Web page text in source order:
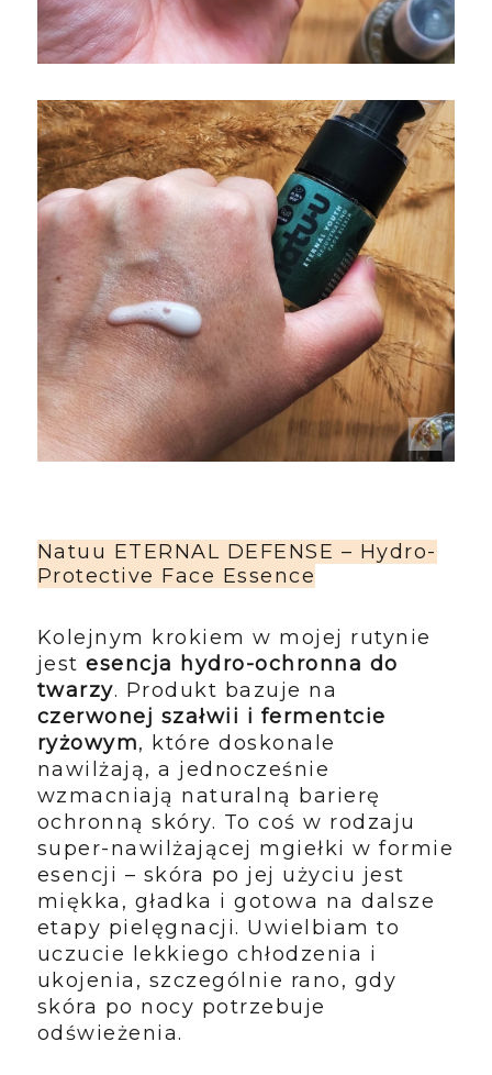
Natuu ETERNAL DEFENSE – Hydro-
Protective Face Essence
Kolejnym krokiem w mojej rutynie
jestesencja hydro-ochronna do
twarzy. Produkt bazuje na
czerwonej szałwii i fermentcie
ryżowym, które doskonale
nawilżają, a jednocześnie
wzmacniają naturalną barierę
ochronną skóry. To coś w rodzaju
super-nawilżającej mgiełki w formie
esencji – skóra po jej użyciu jest
miękka, gładka i gotowa na dalsze
etapy pielęgnacji. Uwielbiam to
uczucie lekkiego chłodzenia i
ukojenia, szczególnie rano, gdy
skóra po nocy potrzebuje
odświeżenia.